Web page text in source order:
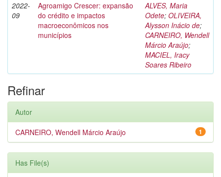
2022-
09
Agroamigo Crescer: expansão
do crédito e impactos
macroeconômicos nos
municípios
ALVES, Maria
Odete; OLIVEIRA,
Alysson Inácio de;
CARNEIRO, Wendell
Márcio Araújo;
MACIEL, Iracy
Soares Ribeiro
Refinar
Autor
1
CARNEIRO, Wendell Márcio Araújo
Has File(s)